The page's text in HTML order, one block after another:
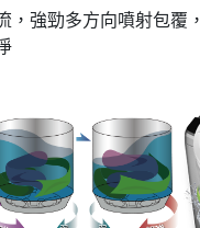
，強勁多方向噴射包覆